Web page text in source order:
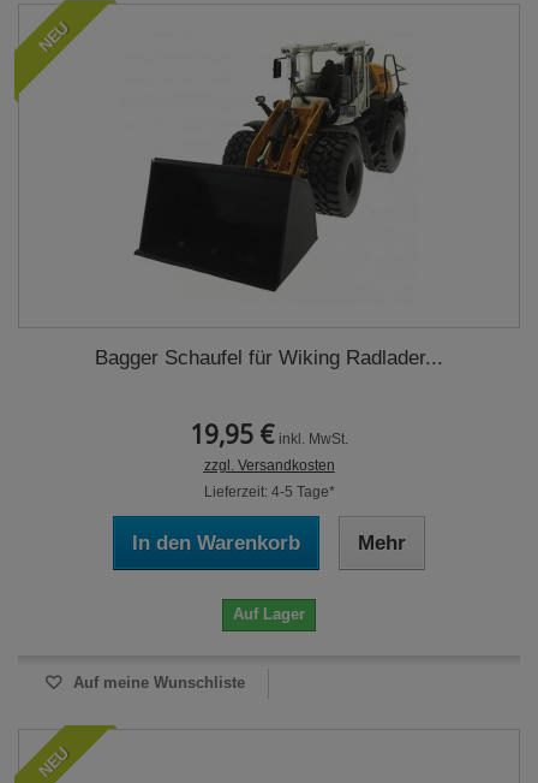
NEU
Bagger Schaufel für Wiking Radlader...
19,95 € inkl. MwSt.
zzgl. Versandkosten
Lieferzeit: 4-5 Tage*
In den Warenkorb Mehr
Auf Lager
Auf meine Wunschliste
NEU